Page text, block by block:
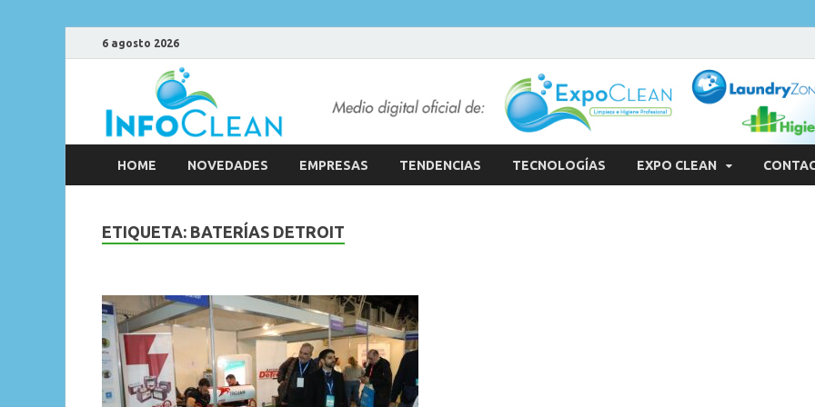
6 agosto 2026
HOME NOVEDADES EMPRESAS TENDENCIAS TECNOLOGÍAS EXPO CLEAN
ETIQUETA: BATERÍAS DETROIT